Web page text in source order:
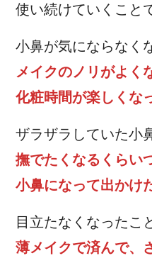
使い続けていくこと
小鼻が気にならなく
メイクのノリがよく
化粧時間が楽しくな
ザラザラしていた小
撫でたくなるくらい
小鼻になって出かけ
目立たなくなったこ
薄メイクで済んで、